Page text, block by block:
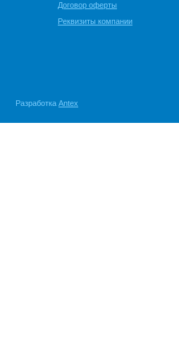
Договор оферты
Реквизиты компании
Разработка Antex